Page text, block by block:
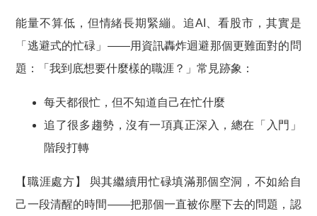
能量不算低，但情緒長期緊繃。追AI、看股市，其實是
「逃避式的忙碌」——用資訊轟炸迴避那個更難面對的問
題：「我到底想要什麼樣的職涯？」常見跡象：
每天都很忙，但不知道自己在忙什麼
追了很多趨勢，沒有一項真正深入，總在「入門」
階段打轉
【職涯處方】
與其繼續用忙碌填滿那個空洞，不如給自
己一段清醒的時間——把那個一直被你壓下去的問題，認